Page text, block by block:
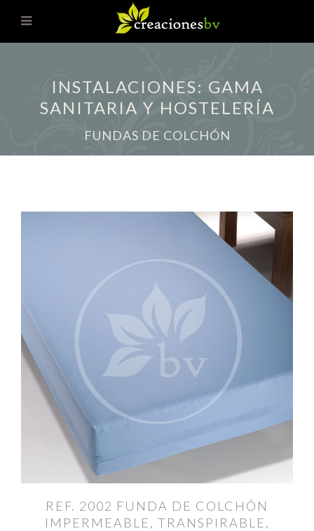
INSTALACIONES: GAMA
SANITARIA Y HOSTELERÍA
FUNDAS DE COLCHÓN
REF. 2002 FUNDA DE COLCHÓN
IMPERMEABLE, TRANSPIRABLE,